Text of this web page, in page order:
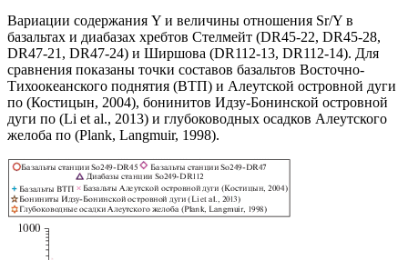
Вариации содержания Y и величины отношения Sr/Y в
базальтах и диабазах хребтов Стелмейт (DR45-22, DR45-28,
DR47-21, DR47-24) и Ширшова (DR112-13, DR112-14). Для
сравнения показаны точки составов базальтов Восточно-
Тихоокеанского поднятия (ВТП) и Алеутской островной дуги
по (Костицын, 2004), бонинитов Идзу-Бонинской островной
дуги по (Li et al., 2013) и глубоководных осадков Алеутского
желоба по (Plank, Langmuir, 1998).